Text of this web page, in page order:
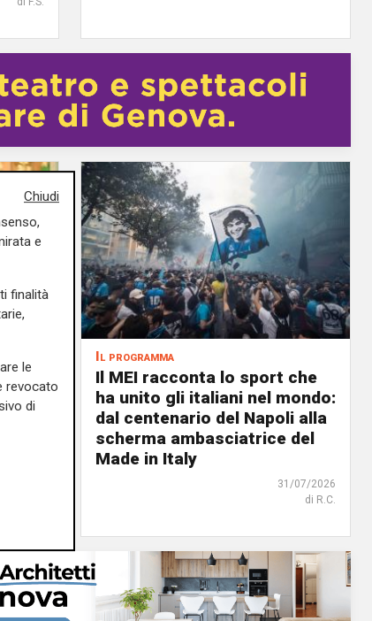
il 6
il
Il programma
Il MEI racconta lo sport che
ha unito gli italiani nel mondo:
dal centenario del Napoli alla
scherma ambasciatrice del
Made in Italy
31/07/2026
di R.C.
Chiudi
e
finalità
le
revocato
di